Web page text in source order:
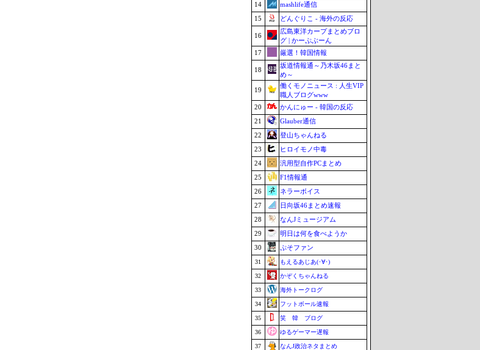
14
mashlife通信
15
どんぐりこ - 海外の反応
16
広島東洋カープまとめブロ
グ | かーぷぶーん
17
厳選！韓国情報
18
坂道情報通～乃木坂46まと
め～
19
働くモノニュース : 人生VIP
職人ブログwww
20
かんにゅー - 韓国の反応
21
Glauber通信
22
登山ちゃんねる
23
ヒロイモノ中毒
24
汎用型自作PCまとめ
25
F1情報通
26
ネラーボイス
27
日向坂46まとめ速報
28
なんJミュージアム
29
明日は何を食べようか
30
ぷそファン
31 もえるあじあ(･∀･)
32 かぞくちゃんねる
33 海外トークログ
34 フットボール速報
35 笑 韓 ブログ
36 ゆるゲーマー遅報
37 なんJ政治ネタまとめ